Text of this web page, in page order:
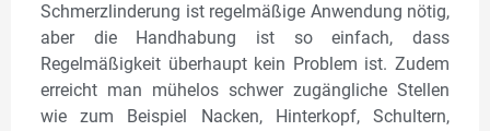
Schmerzlinderung ist regelmäßige Anwendung nötig,
aber die Handhabung ist so einfach, dass
Regelmäßigkeit überhaupt kein Problem ist. Zudem
erreicht man mühelos schwer zugängliche Stellen
wie zum Beispiel Nacken, Hinterkopf, Schultern,